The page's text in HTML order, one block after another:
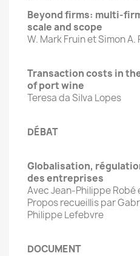
Beyond firms: multi-
scale and scope
W. Mark Fruin et Simon A.
Transaction costs in
of port wine
Teresa da Silva Lopes
DÉBAT
Globalisation,
des entreprises
Avec Jean-Philippe Robé
Propos recueillis par
Philippe Lefebvre
DOCUMENT